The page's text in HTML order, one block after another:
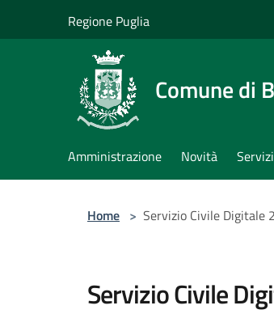
Regione Puglia
Comune di
Amministrazione Novità Servizi
Home > Servizio Civile Digitale
Servizio Civile